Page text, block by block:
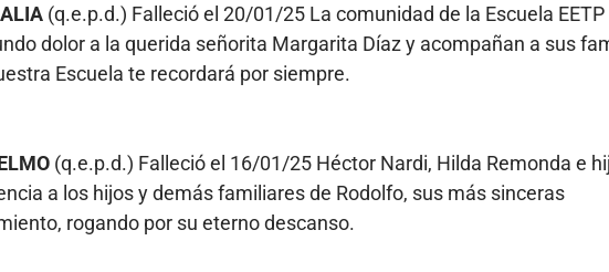
(q.e.p.d.) Falleció el 20/01/25 La comunidad de la Escuela EETP
dolor a la querida señorita Margarita Díaz y acompañan a sus
Escuela te recordará por siempre.
(q.e.p.d.) Falleció el 16/01/25 Héctor Nardi, Hilda Remonda e
a los hijos y demás familiares de Rodolfo, sus más sinceras
rogando por su eterno descanso.